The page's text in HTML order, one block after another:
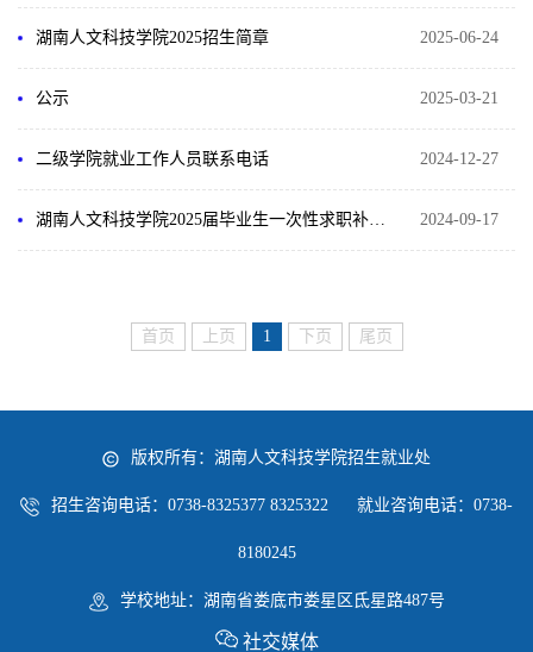
2025-06-24
湖南人文科技学院2025招生简章
2025-03-21
公示
2024-12-27
二级学院就业工作人员联系电话
2024-09-17
湖南人文科技学院2025届毕业生一次性求职补贴初审通过名单公示
首页 上页 1 下页 尾页
版权所有：湖南人文科技学院招生就业处
招生咨询电话：0738-8325377 8325322 就业咨询电话：0738-
8180245
学校地址：湖南省娄底市娄星区氐星路487号
社交媒体